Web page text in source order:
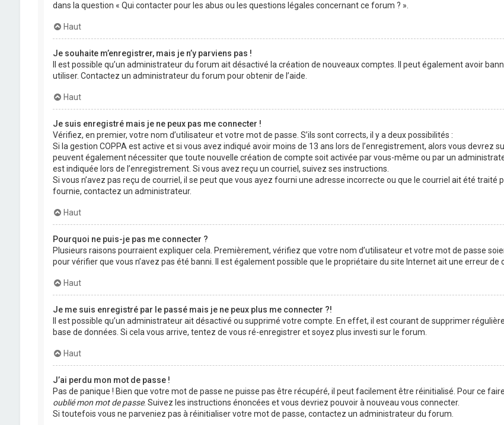
dans la question « Qui contacter pour les abus ou les questions légales concernant ce forum ? ».
Haut
Je souhaite m’enregistrer, mais je n’y parviens pas !
Il est possible qu’un administrateur du forum ait désactivé la création de nouveaux comptes. Il peut également avoir
utiliser. Contactez un administrateur du forum pour obtenir de l’aide.
Haut
Je suis enregistré mais je ne peux pas me connecter !
Vérifiez, en premier, votre nom d’utilisateur et votre mot de passe. S’ils sont corrects, il y a deux possibilités :
Si la gestion COPPA est active et si vous avez indiqué avoir moins de 13 ans lors de l’enregistrement, alors vous devrez
peuvent également nécessiter que toute nouvelle création de compte soit activée par vous-même ou par un
est indiquée lors de l’enregistrement. Si vous avez reçu un courriel, suivez ses instructions.
Si vous n’avez pas reçu de courriel, il se peut que vous ayez fourni une adresse incorrecte ou que le courriel ait été traité
fournie, contactez un administrateur.
Haut
Pourquoi ne puis-je pas me connecter ?
Plusieurs raisons pourraient expliquer cela. Premièrement, vérifiez que votre nom d’utilisateur et votre mot de passe
pour vérifier que vous n’avez pas été banni. Il est également possible que le propriétaire du site Internet ait une erreur de
Haut
Je me suis enregistré par le passé mais je ne peux plus me connecter ?!
Il est possible qu’un administrateur ait désactivé ou supprimé votre compte. En effet, il est courant de supprimer
base de données. Si cela vous arrive, tentez de vous ré-enregistrer et soyez plus investi sur le forum.
Haut
J’ai perdu mon mot de passe !
Pas de panique ! Bien que votre mot de passe ne puisse pas être récupéré, il peut facilement être réinitialisé. Pour ce
oublié mon mot de passe. Suivez les instructions énoncées et vous devriez pouvoir à nouveau vous connecter.
Si toutefois vous ne parveniez pas à réinitialiser votre mot de passe, contactez un administrateur du forum.